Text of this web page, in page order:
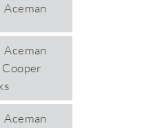
Aceman
Aceman
Cooper
Aceman